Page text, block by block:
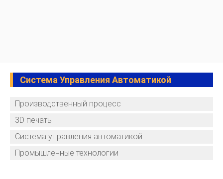
Система Управления Автоматикой
Производственный процесс
3D печать
Система управления автоматикой
Промышленные технологии